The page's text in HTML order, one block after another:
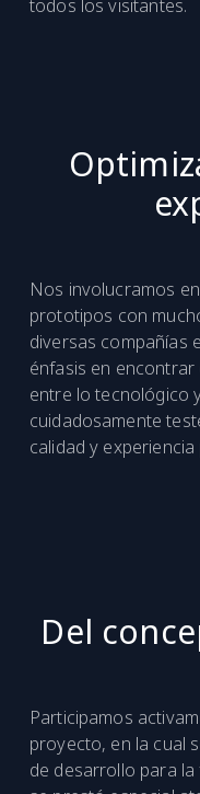
todos los visitantes.
Nos involucramos
prototipos con
diversas compañías
énfasis en
entre lo tecnológico
cuidadosamente
calidad y
Del
Participamos
proyecto, en la cual
de desarrollo para